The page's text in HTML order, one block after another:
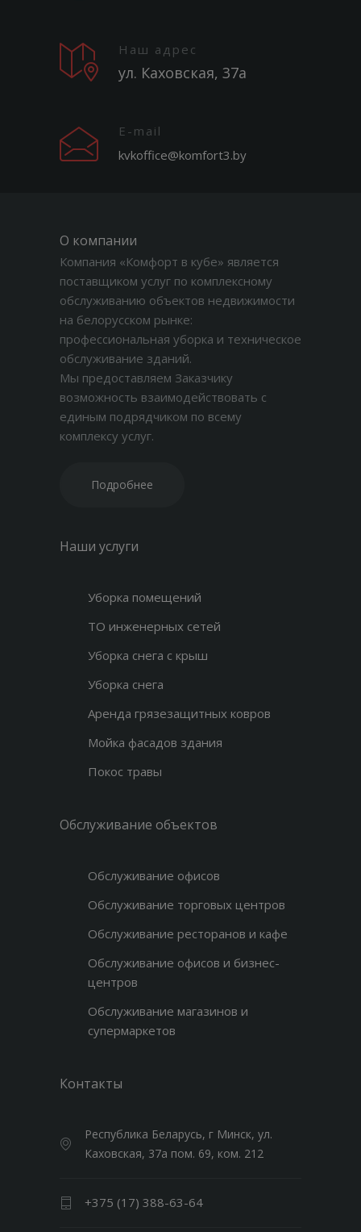
Наш адрес
ул. Каховская, 37а
E-mail
kvkoffice@komfort3.by
О компании
Компания «Комфорт в кубе» является
поставщиком услуг по комплексному
обслуживанию объектов недвижимости
на белорусском рынке:
профессиональная уборка и техническое
обслуживание зданий.
Мы предоставляем Заказчику
возможность взаимодействовать с
единым подрядчиком по всему
комплексу услуг.
Подробнее
Наши услуги
Уборка помещений
ТО инженерных сетей
Уборка снега с крыш
Уборка снега
Аренда грязезащитных ковров
Мойка фасадов здания
Покос травы
Обслуживание объектов
Обслуживание офисов
Обслуживание торговых центров
Обслуживание ресторанов и кафе
Обслуживание офисов и бизнес-
центров
Обслуживание магазинов и
супермаркетов
Контакты
Республика Беларусь, г Минск, ул.
Каховская, 37а пом. 69, ком. 212
+375 (17) 388-63-64